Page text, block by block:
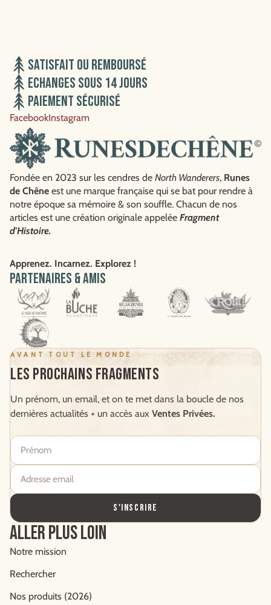
Satisfait ou remboursé
Echanges sous 14 jours
Paiement sécurisé
FacebookInstagram
Fondée en 2023 sur les cendres de North Wanderers, Runes
de Chêne est une marque française qui se bat pour rendre à
notre époque sa mémoire & son souffle. Chacun de nos
articles est une création originale appelée Fragment
d'Histoire.
Apprenez. Incarnez. Explorez !
Partenaires & amis
AVANT TOUT LE MONDE
Les prochains Fragments
Un prénom, un email, et on te met dans la boucle de nos
dernières actualités + un accès aux Ventes Privées.
Prénom
Adresse email
S'INSCRIRE
Aller plus loin
Notre mission
Rechercher
Nos produits (2026)